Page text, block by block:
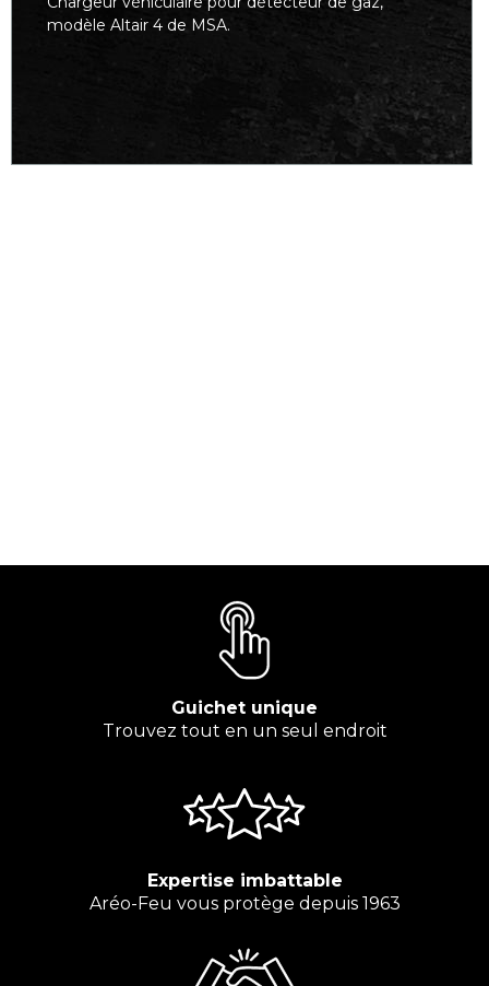
modèle Altair 4 de MSA.
Guichet unique
Trouvez tout en un seul endroit
Expertise imbattable
Aréo-Feu vous protège depuis 1963